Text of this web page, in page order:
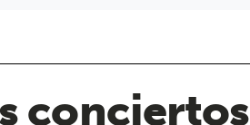
conciertos